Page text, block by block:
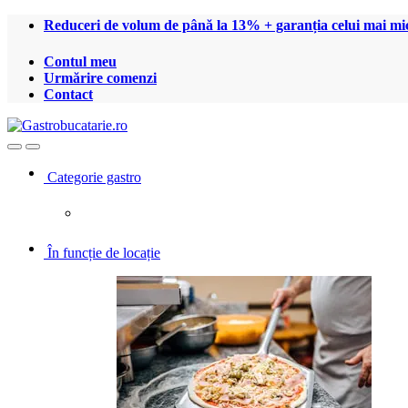
Treci
navigare
Treci
conținut
Reduceri de volum de până la 13% + garanția celui mai
Contul meu
Urmărire comenzi
Contact
OpenClose
Categorie gastro
În funcție de locație